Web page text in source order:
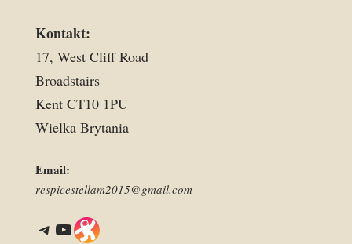
Kontakt:
17, West Cliff Road
Broadstairs
Kent CT10 1PU
Wielka Brytania
Email:
respicestellam2015@gmail.com
Telegram YouTube Link